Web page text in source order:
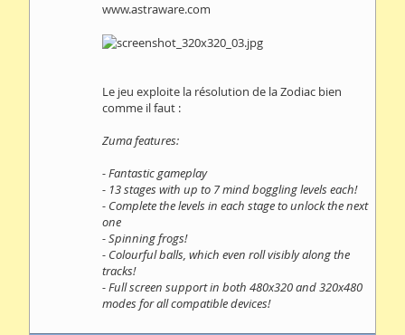
www.astraware.com
Le jeu exploite la résolution de la Zodiac bien
comme il faut :
Zuma features:
- Fantastic gameplay
- 13 stages with up to 7 mind boggling levels each!
- Complete the levels in each stage to unlock the next
one
- Spinning frogs!
- Colourful balls, which even roll visibly along the
tracks!
- Full screen support in both 480x320 and 320x480
modes for all compatible devices!